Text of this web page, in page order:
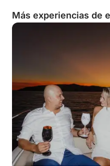
Más experiencias de